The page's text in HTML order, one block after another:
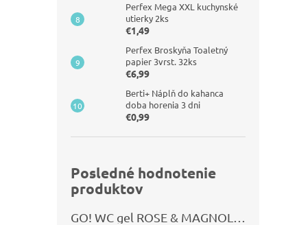
Perfex Mega XXL kuchynské
utierky 2ks
€1,49
Perfex Broskyňa Toaletný
papier 3vrst. 32ks
€6,99
Berti+ Náplň do kahanca
doba horenia 3 dni
€0,99
Posledné hodnotenie
produktov